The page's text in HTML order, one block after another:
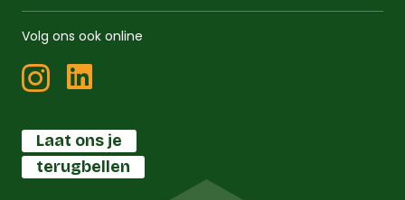
Volg ons ook online
Laat ons je
terugbellen